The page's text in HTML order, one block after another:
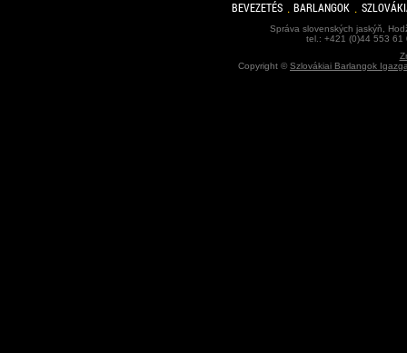
BEVEZETÉS BARLANGOK
Správa slovenských jaskýň,
tel.: +421 (0)44 553
Copyright ©Szlovákiai Barlangok